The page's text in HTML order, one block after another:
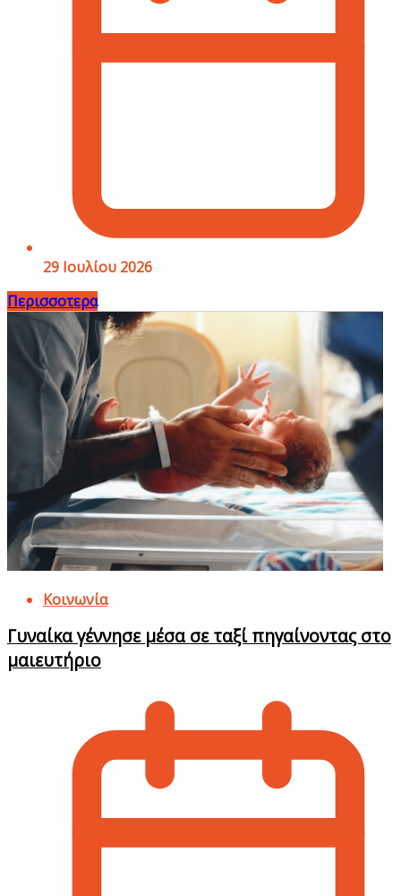
29 Ιουλίου 2026
Περισσοτερα
Κοινωνία
Γυναίκα γέννησε μέσα σε ταξί πηγαίνοντας στο
μαιευτήριο